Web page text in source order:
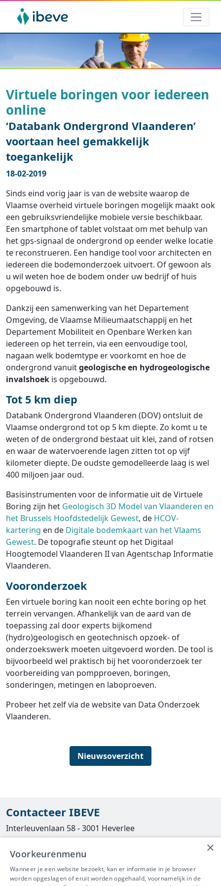
Virtuele boringen voor iedereen
online
‘Databank Ondergrond Vlaanderen’
voortaan heel gemakkelijk
toegankelijk
18-02-2019
Sinds eind vorig jaar is van de website waarop de
Vlaamse overheid virtuele boringen mogelijk maakt ook
een gebruiksvriendelijke mobiele versie beschikbaar.
Een smartphone of tablet volstaat om met behulp van
het gps-signaal de ondergrond op eender welke locatie
te reconstrueren. Een handige tool voor architecten en
iedereen die bodemonderzoek uitvoert. Of gewoon als
u wil weten hoe de bodem onder uw bedrijf of huis
opgebouwd is.
Dankzij een samenwerking van het Departement
Omgeving, de Vlaamse Milieumaatschappij en het
Departement Mobiliteit en Openbare Werken kan
iedereen op het terrein, via een eenvoudige tool,
nagaan welk bodemtype er voorkomt en hoe de
ondergrond vanuitgeologische en hydrogeologische
invalshoek is opgebouwd.
Tot 5 km diep
Databank Ondergrond Vlaanderen (DOV) ontsluit de
Vlaamse ondergrond tot op 5 km diepte. Zo komt u te
weten of de ondergrond bestaat uit klei, zand of rotsen
en waar de watervoerende lagen zitten tot op vijf
kilometer diepte. De oudste gemodelleerde laag is wel
400 miljoen jaar oud.
Basisinstrumenten voor de informatie uit de Virtuele
Boring zijn het Geologisch 3D Model van Vlaanderen en
het Brussels Hoofdstedelijk Gewest, de HCOV-
kartering en de Digitale bodemkaart van het Vlaams
Gewest. De topografie steunt op het Digitaal
Hoogtemodel Vlaanderen II van Agentschap Informatie
Vlaanderen.
Vooronderzoek
Een virtuele boring kan nooit een echte boring op het
terrein vervangen. Afhankelijk van de aard van de
toepassing zal door experts bijkomend
(hydro)geologisch en geotechnisch opzoek- of
onderzoekswerk moeten uitgevoerd worden. De tool is
bijvoorbeeld wel praktisch bij het vooronderzoek ter
voorbereiding van pompproeven, boringen,
sonderingen, metingen en laboproeven.
Probeer het zelf via de website van Data Onderzoek
Vlaanderen.
Nieuwsoverzicht
Contacteer IBEVE
Interleuvenlaan 58 - 3001 Heverlee
016/390490
info@ibeve.be
×
Voorkeurenmenu
Wanneer je een website bezoekt, kan er informatie in je browser
worden opgeslagen of eruit worden opgehaald, voornamelijk in de